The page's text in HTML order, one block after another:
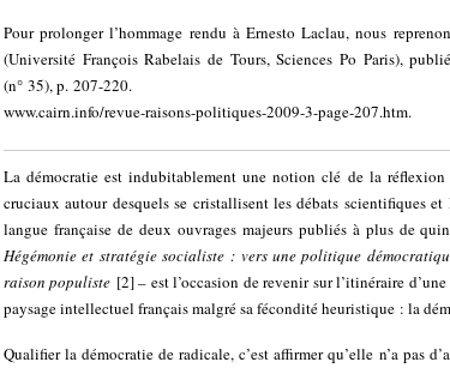
Pour prolonger l’hommage rendu à Ernesto Laclau, nous
(Université François Rabelais de Tours, Sciences Po Paris),
(n° 35), p. 207-220.
www.cairn.info/revue-raisons-politiques-2009-3-page-207.htm.
La démocratie est indubitablement une notion clé de la
cruciaux autour desquels se cristallisent les débats scientifiques
langue française de deux ouvrages majeurs publiés à plus de
Hégémonie et stratégie socialiste : vers une politique
raison populiste [2]– est l’occasion de revenir sur l’itinéraire
paysage intellectuel français malgré sa fécondité heuristique : la
Qualifier la démocratie de radicale, c’est affirmer qu’elle n’a pas